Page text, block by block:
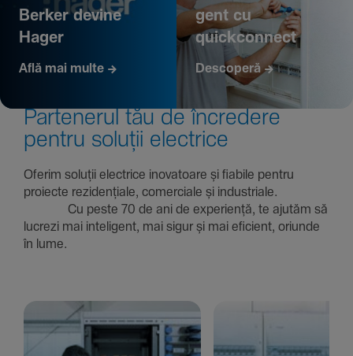
Berker devine
Hager
Află mai multe
gent cu
quickconnect
Descoperă
Parte­nerul tău de încre­dere
pentru soluții electrice
Oferim soluții electrice inova­toare și fiabile pentru
proiecte rezi­den­țiale, comer­ciale și indus­triale.
Cu peste 70 de ani de expe­riență, te ajutăm să
lucrezi mai inte­li­gent, mai sigur și mai eficient, oriunde
în lume.